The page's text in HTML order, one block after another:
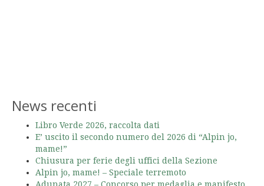
News recenti
Libro Verde 2026, raccolta dati
E’ uscito il secondo numero del 2026 di “Alpin jo,
mame!”
Chiusura per ferie degli uffici della Sezione
Alpin jo, mame! – Speciale terremoto